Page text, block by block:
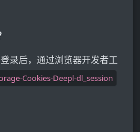
录后，通过浏览器开发者工
Cookies-Deepl-dl_session